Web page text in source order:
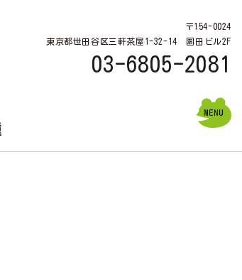
〒154-0024
東京都世田谷区三軒茶屋1-32-14 園田ビル2F
03-6805-2081